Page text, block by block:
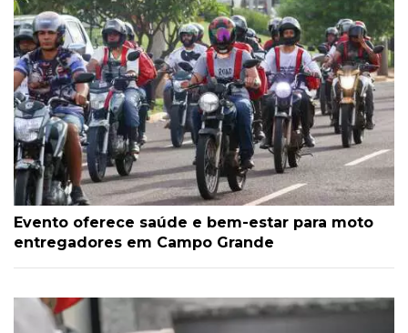
Evento oferece saúde e bem-estar para moto
entregadores em Campo Grande